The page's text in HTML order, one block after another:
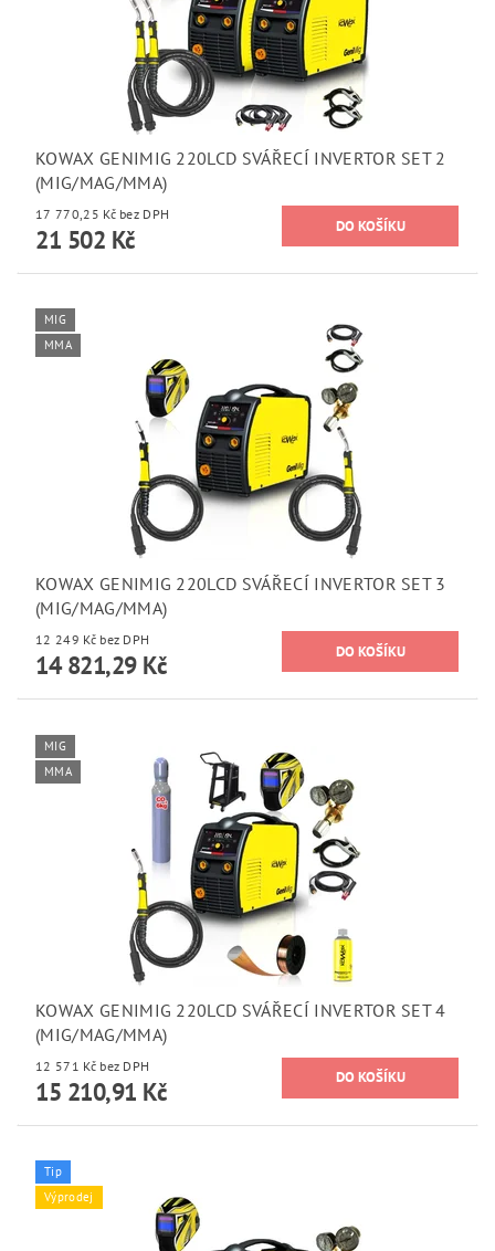
KOWAX GENIMIG 220LCD SVÁŘECÍ INVERTOR SET 2
(MIG/MAG/MMA)
17 770,25 Kč bez DPH
21 502 Kč
MIG
MMA
KOWAX GENIMIG 220LCD SVÁŘECÍ INVERTOR SET 3
(MIG/MAG/MMA)
12 249 Kč bez DPH
14 821,29 Kč
MIG
MMA
KOWAX GENIMIG 220LCD SVÁŘECÍ INVERTOR SET 4
(MIG/MAG/MMA)
12 571 Kč bez DPH
15 210,91 Kč
Tip
Výprodej